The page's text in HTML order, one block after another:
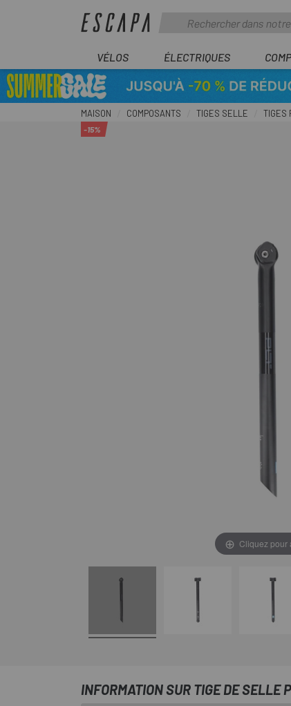
VÉLOS ÉLECTRIQUES
MAISON COMPOSANTS TIGES SELLE TIGES
-15%
Cliquez pour
INFORMATION SUR TIGE DE SELLE